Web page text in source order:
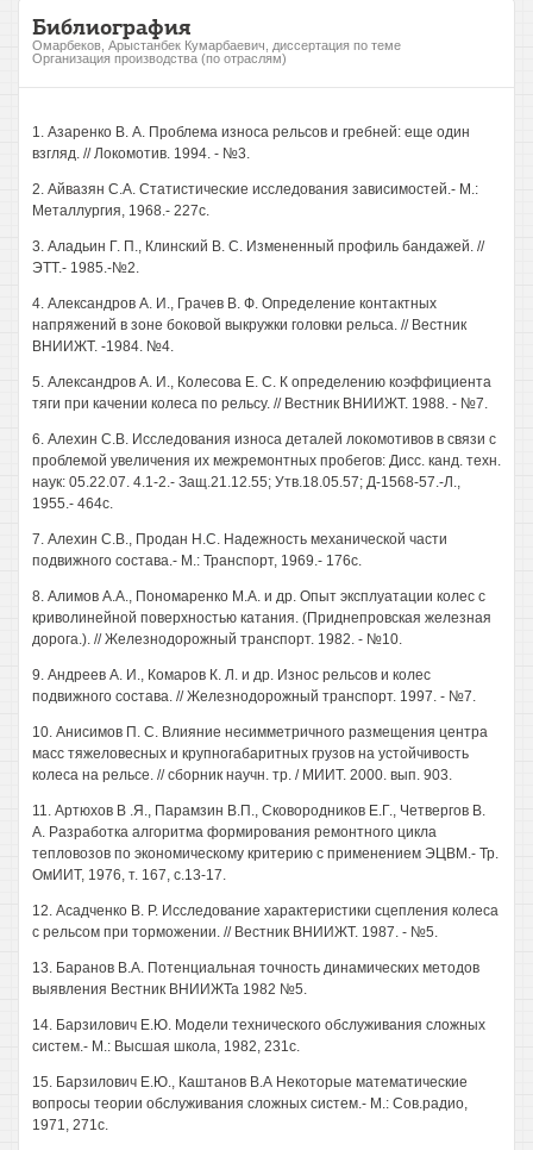
Библиография
Омарбеков, Арыстанбек Кумарбаевич, диссертация по теме
Организация производства (по отраслям)
1. Азаренко В. А. Проблема износа рельсов и гребней: еще один
взгляд. // Локомотив. 1994. - №3.
2. Айвазян С.А. Статистические исследования зависимостей.- М.:
Металлургия, 1968.- 227с.
3. Аладьин Г. П., Клинский В. С. Измененный профиль бандажей. //
ЭТТ.- 1985.-№2.
4. Александров А. И., Грачев В. Ф. Определение контактных
напряжений в зоне боковой выкружки головки рельса. // Вестник
ВНИИЖТ. -1984. №4.
5. Александров А. И., Колесова Е. С. К определению коэффициента
тяги при качении колеса по рельсу. // Вестник ВНИИЖТ. 1988. - №7.
6. Алехин С.В. Исследования износа деталей локомотивов в связи с
проблемой увеличения их межремонтных пробегов: Дисс. канд. техн.
наук: 05.22.07. 4.1-2.- Защ.21.12.55; Утв.18.05.57; Д-1568-57.-Л.,
1955.- 464с.
7. Алехин С.В., Продан Н.С. Надежность механической части
подвижного состава.- М.: Транспорт, 1969.- 176с.
8. Алимов А.А., Пономаренко М.А. и др. Опыт эксплуатации колес с
криволинейной поверхностью катания. (Приднепровская железная
дорога.). // Железнодорожный транспорт. 1982. - №10.
9. Андреев А. И., Комаров К. Л. и др. Износ рельсов и колес
подвижного состава. // Железнодорожный транспорт. 1997. - №7.
10. Анисимов П. С. Влияние несимметричного размещения центра
масс тяжеловесных и крупногабаритных грузов на устойчивость
колеса на рельсе. // сборник научн. тр. / МИИТ. 2000. вып. 903.
11. Артюхов В .Я., Парамзин В.П., Сковородников Е.Г., Четвергов В.
А. Разработка алгоритма формирования ремонтного цикла
тепловозов по экономическому критерию с применением ЭЦВМ.- Тр.
ОмИИТ, 1976, т. 167, с.13-17.
12. Асадченко В. Р. Исследование характеристики сцепления колеса
с рельсом при торможении. // Вестник ВНИИЖТ. 1987. - №5.
13. Баранов В.А. Потенциальная точность динамических методов
выявления Вестник ВНИИЖТа 1982 №5.
14. Барзилович Е.Ю. Модели технического обслуживания сложных
систем.- М.: Высшая школа, 1982, 231с.
15. Барзилович Е.Ю., Каштанов В.А Некоторые математические
вопросы теории обслуживания сложных систем.- М.: Сов.радио,
1971, 271с.